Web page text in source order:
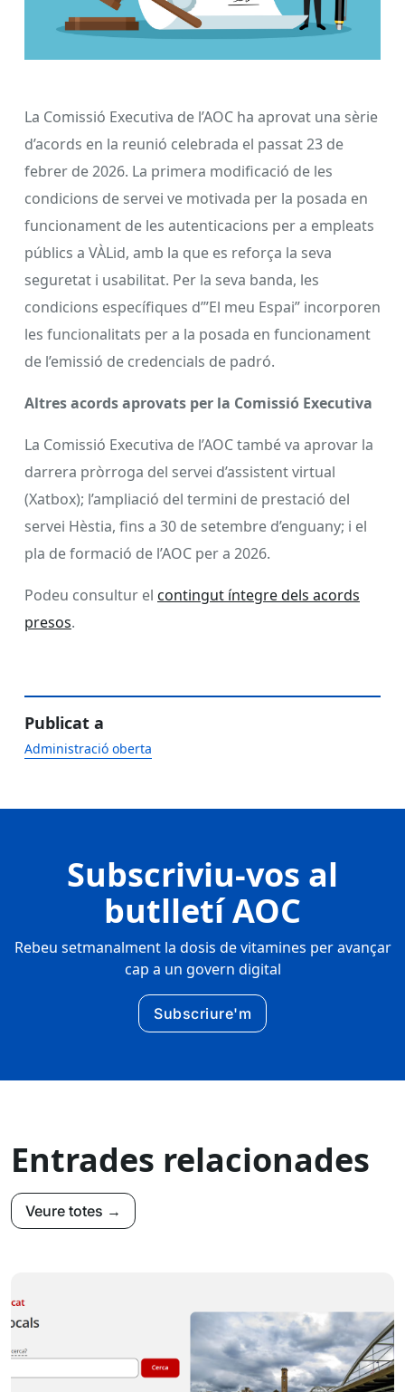
La Comissió Executiva de l’AOC ha aprovat una sèrie
d’acords en la reunió celebrada el passat 23 de
febrer de 2026. La primera modificació de les
condicions de servei ve motivada per la posada en
funcionament de les autenticacions per a empleats
públics a VÀLid, amb la que es reforça la seva
seguretat i usabilitat. Per la seva banda, les
condicions específiques d’”El meu Espai” incorporen
les funcionalitats per a la posada en funcionament
de l’emissió de credencials de padró.
Altres acords aprovats per la Comissió Executiva
La Comissió Executiva de l’AOC també va aprovar la
darrera pròrroga del servei d’assistent virtual
(Xatbox); l’ampliació del termini de prestació del
servei Hèstia, fins a 30 de setembre d’enguany; i el
pla de formació de l’AOC per a 2026.
Podeu consultur el contingut íntegre dels acords
presos.
Publicat a
Administració oberta
Subscriviu-vos al
butlletí AOC
Rebeu setmanalment la dosis de vitamines per avançar
cap a un govern digital
Subscriure'm
Entrades relacionades
Veure totes →